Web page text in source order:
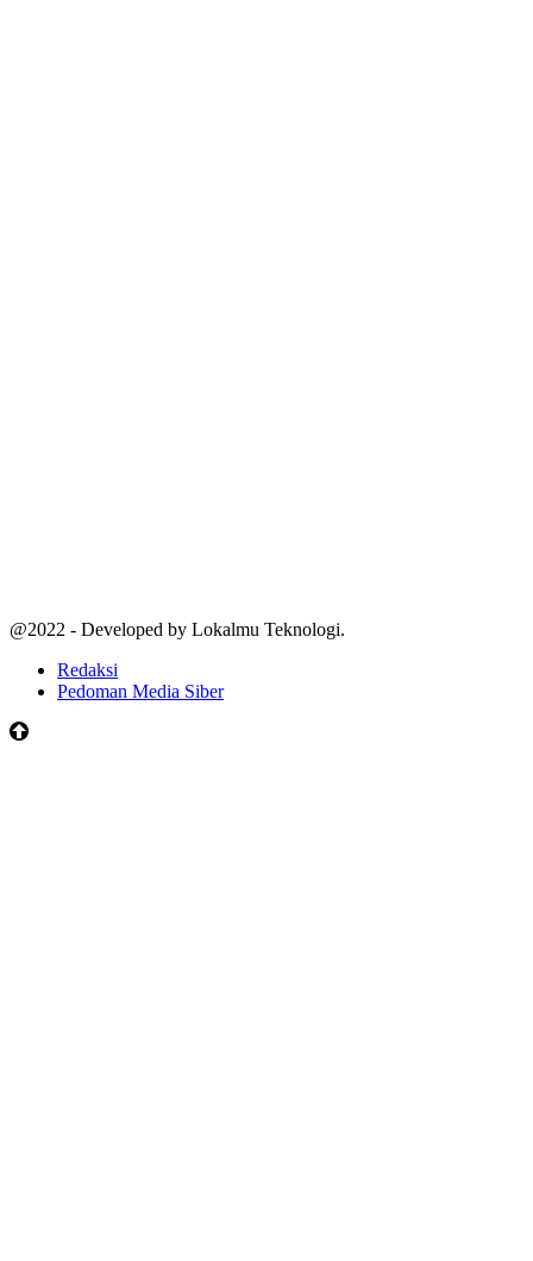
@2022 - Developed by Lokalmu Teknologi.
Redaksi
Pedoman Media Siber